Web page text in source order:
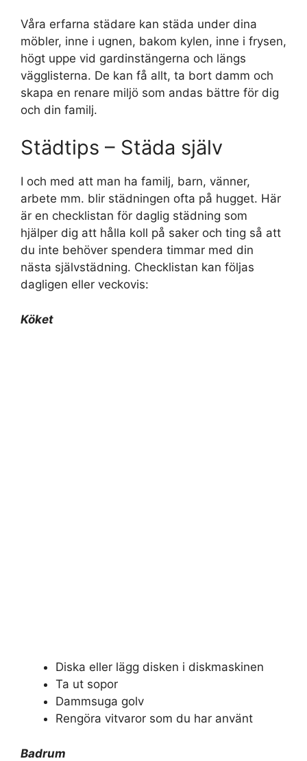
Våra erfarna städare kan städa under dina
möbler, inne i ugnen, bakom kylen, inne i frysen,
högt uppe vid gardinstängerna och längs
vägglisterna. De kan få allt, ta bort damm och
skapa en renare miljö som andas bättre för dig
och din familj.
Städtips – Städa själv
I och med att man ha familj, barn, vänner,
arbete mm. blir städningen ofta på hugget. Här
är en checklistan för daglig städning som
hjälper dig att hålla koll på saker och ting så att
du inte behöver spendera timmar med din
nästa självstädning. Checklistan kan följas
dagligen eller veckovis:
Köket
Diska eller lägg disken i diskmaskinen
Ta ut sopor
Dammsuga golv
Rengöra vitvaror som du har använt
Badrum